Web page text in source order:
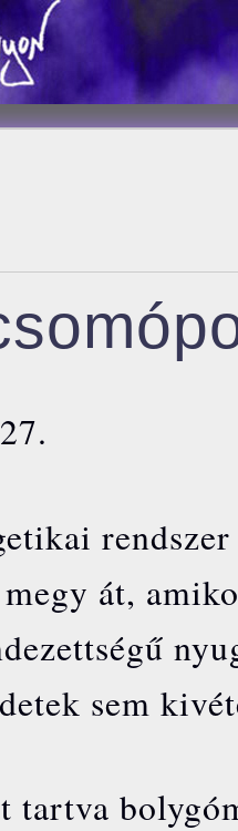
megy át,
sem
tartva